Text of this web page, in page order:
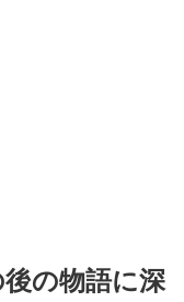
の物語に深